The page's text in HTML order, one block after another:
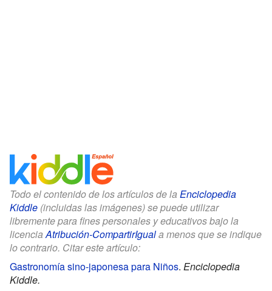
Todo el contenido de los artículos de la Enciclopedia
Kiddle (incluidas las imágenes) se puede utilizar
libremente para fines personales y educativos bajo la
licenciaAtribución-CompartirIguala menos que se indique
lo contrario. Citar este artículo:
Gastronomía sino-japonesa para Niños. Enciclopedia
Kiddle.